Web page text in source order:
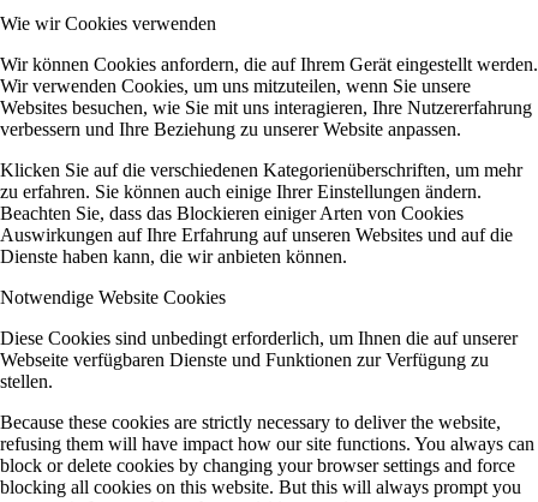
Wie wir Cookies verwenden
Wir können Cookies anfordern, die auf Ihrem Gerät eingestellt werden.
Wir verwenden Cookies, um uns mitzuteilen, wenn Sie unsere
Websites besuchen, wie Sie mit uns interagieren, Ihre Nutzererfahrung
verbessern und Ihre Beziehung zu unserer Website anpassen.
Klicken Sie auf die verschiedenen Kategorienüberschriften, um mehr
zu erfahren. Sie können auch einige Ihrer Einstellungen ändern.
Beachten Sie, dass das Blockieren einiger Arten von Cookies
Auswirkungen auf Ihre Erfahrung auf unseren Websites und auf die
Dienste haben kann, die wir anbieten können.
Notwendige Website Cookies
Diese Cookies sind unbedingt erforderlich, um Ihnen die auf unserer
Webseite verfügbaren Dienste und Funktionen zur Verfügung zu
stellen.
Because these cookies are strictly necessary to deliver the website,
refusing them will have impact how our site functions. You always can
block or delete cookies by changing your browser settings and force
blocking all cookies on this website. But this will always prompt you